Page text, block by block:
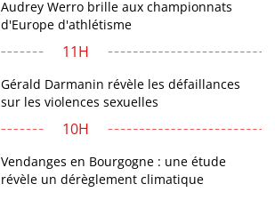
Audrey Werro brille aux championnats
d'Europe d'athlétisme
11H
Gérald Darmanin révèle les défaillances
sur les violences sexuelles
10H
Vendanges en Bourgogne : une étude
révèle un dérèglement climatique